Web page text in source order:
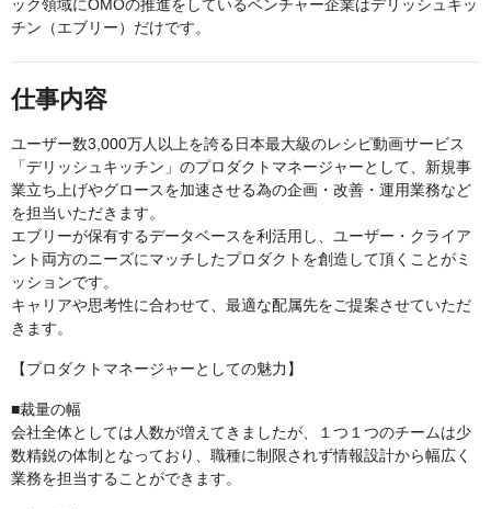
ック領域にOMOの推進をしているベンチャー企業はデリッシュキッ
チン（エブリー）だけです。
仕事内容
ユーザー数3,000万人以上を誇る日本最大級のレシピ動画サービス
「デリッシュキッチン」のプロダクトマネージャーとして、新規事
業立ち上げやグロースを加速させる為の企画・改善・運用業務など
を担当いただきます。
エブリーが保有するデータベースを利活用し、ユーザー・クライア
ント両方のニーズにマッチしたプロダクトを創造して頂くことがミ
ッションです。
キャリアや思考性に合わせて、最適な配属先をご提案させていただ
きます。
【プロダクトマネージャーとしての魅力】
■裁量の幅
会社全体としては人数が増えてきましたが、１つ１つのチームは少
数精鋭の体制となっており、職種に制限されず情報設計から幅広く
業務を担当することができます。